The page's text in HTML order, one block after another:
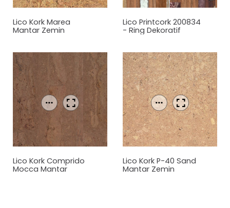
Lico Kork Marea
Mantar Zemin
Lico Printcork 200834
- Ring Dekoratif
Lico Kork Comprido
Mocca Mantar
Lico Kork P-40 Sand
Mantar Zemin